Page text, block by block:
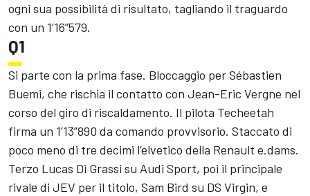
ogni sua possibilità di risultato, tagliando il traguardo
con un 1’16”579.
Q1
Si parte con la prima fase. Bloccaggio per Sébastien
Buemi, che rischia il contatto con Jean-Eric Vergne nel
corso del giro di riscaldamento. Il pilota Techeetah
firma un 1’13”890 da comando provvisorio. Staccato di
poco meno di tre decimi l’elvetico della Renault e.dams.
Terzo Lucas Di Grassi su Audi Sport, poi il principale
rivale di JEV per il titolo, Sam Bird su DS Virgin, e